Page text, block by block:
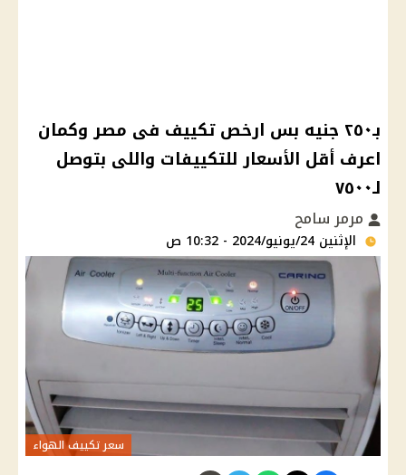
بـ٢٥٠ جنيه بس ارخص تكييف فى مصر وكمان
اعرف أقل الأسعار للتكييفات واللى بتوصل
لـ٧٥٠٠
مرمر سامح
الإثنين 24/يونيو/2024 - 10:32 ص
سعر تكييف الهواء